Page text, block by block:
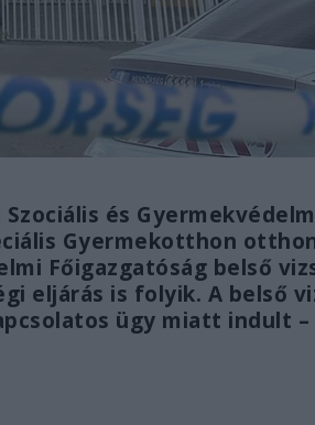
és
Gyermekotthon
Főigazgatóság belső
eljárás is folyik. A belső
ügy miatt indult –